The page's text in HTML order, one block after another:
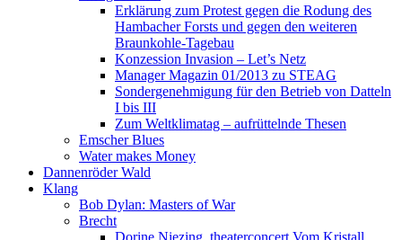
Erklärung zum Protest gegen die Rodung des
Hambacher Forsts und gegen den weiteren
Braunkohle-Tagebau
Konzession Invasion – Let’s Netz
Manager Magazin 01/2013 zu STEAG
Sondergenehmigung für den Betrieb von Datteln
I bis III
Zum Weltklimatag – aufrüttelnde Thesen
Emscher Blues
Water makes Money
Dannenröder Wald
Klang
Bob Dylan: Masters of War
Brecht
Dorine Niezing, theaterconcert Vom Kristall